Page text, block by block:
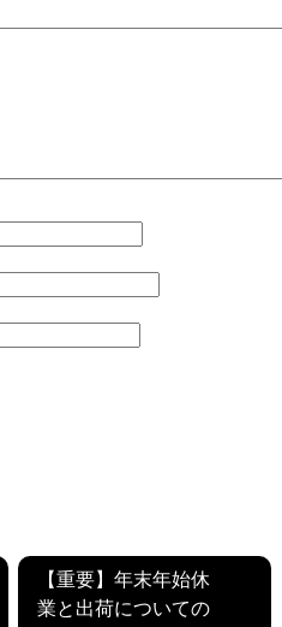
【重要】年末年始休
業と出荷についての